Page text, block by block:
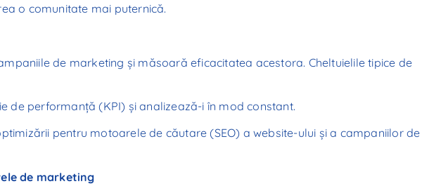
o comunitate mai puternică.
de marketing și măsoară eficacitatea acestora. Cheltuielile tipice de
de performanță (KPI) și analizează-i în mod constant.
pentru motoarele de căutare (SEO) a website-ului și a campaniilor de
de marketing